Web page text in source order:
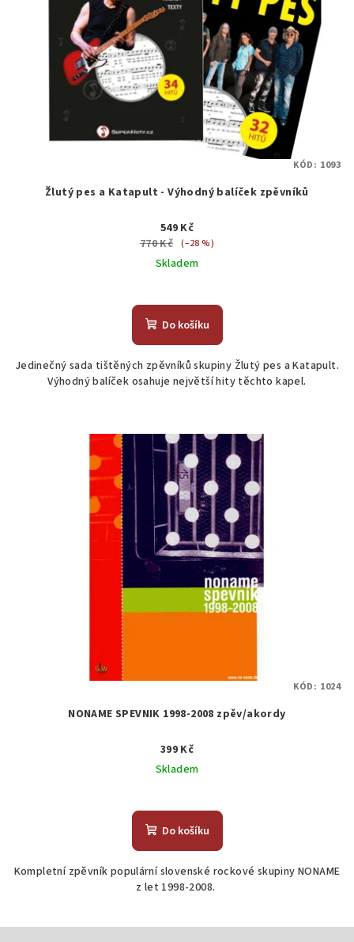
Žlutý pes a Katapult - Výhodný balíček zpěvníků
549 Kč
770 Kč (–28 %)
Skladem
hodnocení
produktu
z
5
Do košíku
Jedinečný sada tištěných zpěvníků skupiny Žlutý pes a Katapult.
Výhodný balíček osahuje největší hity těchto kapel.
KÓD: 1093
NONAME SPEVNIK 1998-2008 zpěv/akordy
399 Kč
Skladem
Do košíku
Kompletní zpěvník populární slovenské rockové skupiny NONAME
z let 1998-2008.
KÓD: 1024